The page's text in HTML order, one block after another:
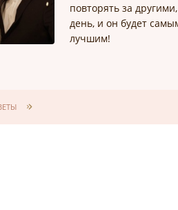
повторять за
день, и он будет
лучшим!